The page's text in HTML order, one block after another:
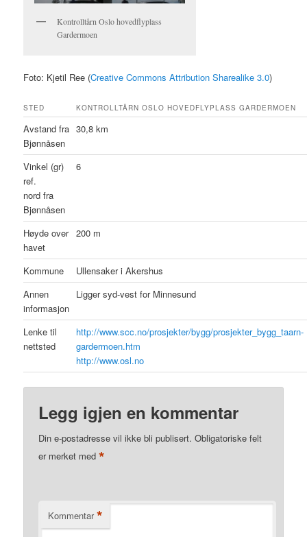
Kontrolltårn Oslo hovedflyplass
Gardermoen
Foto: Kjetil Ree (Creative Commons Attribution Sharealike 3.0)
STED KONTROLLTÅRN OSLO HOVEDFLYPLASS GARDERMOEN
Avstand fra
Bjønnåsen
30,8 km
Vinkel (gr)
ref.
nord fra
Bjønnåsen
6
Høyde over
havet
200 m
Kommune
Ullensaker i Akershus
Annen
informasjon
Ligger syd-vest for Minnesund
Lenke til
nettsted
http://www.scc.no/prosjekter/bygg/prosjekter_bygg_taarn-
gardermoen.htm
http://www.osl.no
Legg igjen en kommentar
Din e-postadresse vil ikke bli publisert. Obligatoriske felt
er merket med*
Kommentar *